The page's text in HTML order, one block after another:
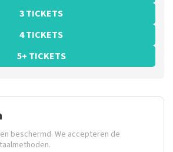
3 TICKETS
4 TICKETS
5+ TICKETS
beschermd. We accepteren de